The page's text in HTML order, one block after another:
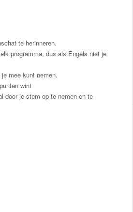
te herinneren.
programma, dus als Engels niet je
mee kunt nemen.
wint
door je stem op te nemen en te